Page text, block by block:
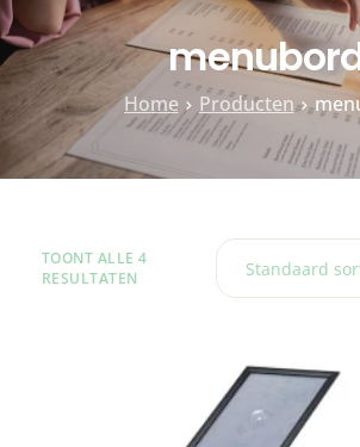
Disposables bedrukt
Disposables webshop
Voor op tafel webshop
Home Producten
TOONT ALLE 4
RESULTATEN